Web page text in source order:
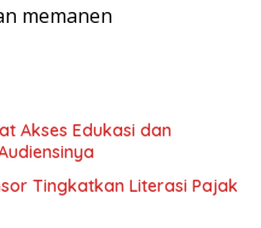
memanen
Akses Edukasi dan
Tingkatkan Literasi Pajak